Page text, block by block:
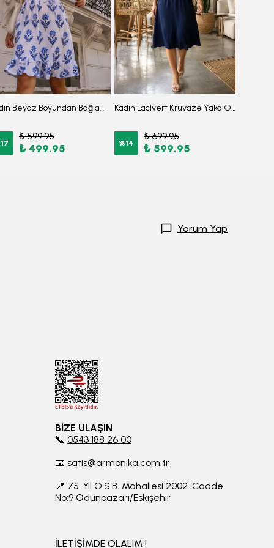
Kadın Beyaz Boyundan Bağlamalı Beli Kuşaklı Eteği Fırfırlı Elbise ARM-26Y001149
17
₺ 599.95
₺ 499.95
Kadın Lacivert Kruvaze Yaka Omuzu Fırfır Detaylı Beli Lastikli Midi Boy Elbise ARM-26Y001141
%14
₺ 699.95
₺ 599.95
Yorum Yap
BİZE ULAŞIN
📞 0543 188 26 00
📧 satis@armonika.com.tr
📍 75. Yıl O.S.B. Mahallesi 2002. Cadde
No:9 Odunpazarı/Eskişehir
İLETİŞİMDE OLALIM !